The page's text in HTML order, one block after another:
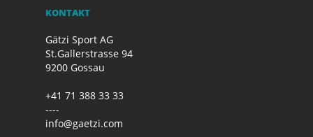
KONTAKT
Gätzi Sport AG
St.Gallerstrasse 94
9200 Gossau
+41 71 388 33 33
----
info@gaetzi.com